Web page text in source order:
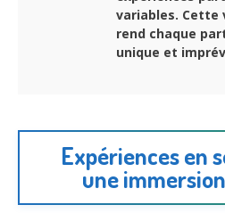
variables. Cette
rend chaque
unique et
Expériences en
une